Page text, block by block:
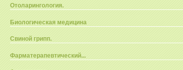
Отоларингология.
Биологическая медицина
Свиной грипп.
Фарматерапевтический...